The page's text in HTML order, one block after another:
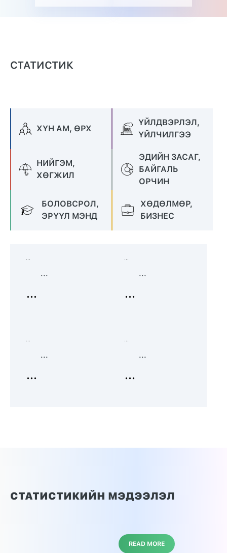
СТАТИСТИК
ХҮН АМ, ӨРХ
ҮЙЛДВЭРЛЭЛ,
ҮЙЛЧИЛГЭЭ
НИЙГЭМ,
ХӨГЖИЛ
ЭДИЙН ЗАСАГ,
БАЙГАЛЬ
ОРЧИН
БОЛОВСРОЛ,
ЭРҮҮЛ МЭНД
ХӨДӨЛМӨР,
БИЗНЕС
...
...
...
...
...
...
...
...
СТАТИСТИКИЙН МЭДЭЭЛЭЛ
READ MORE